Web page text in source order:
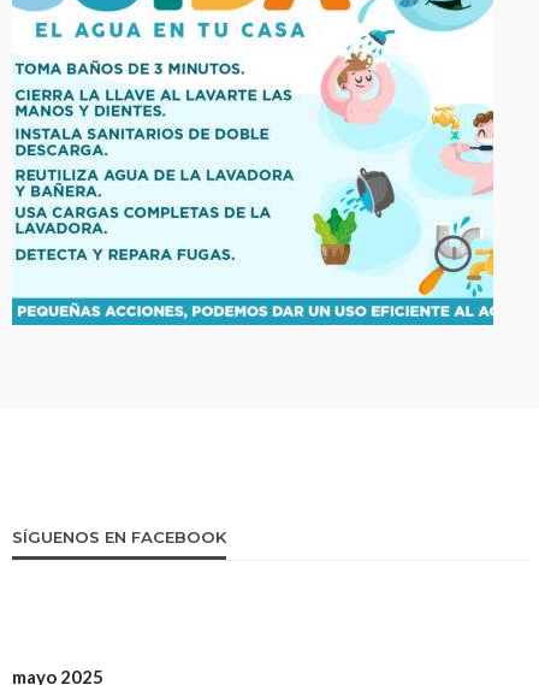
SÍGUENOS EN FACEBOOK
mayo 2025